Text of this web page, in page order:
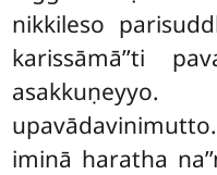
nikkileso
karissāmā’’ti
iminā haratha